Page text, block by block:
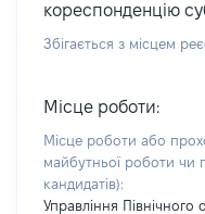
кореспонденцію
Збігається з місцем
Місце роботи:
Місце роботи або
майбутньої роботи чи
кандидатів):
Управління